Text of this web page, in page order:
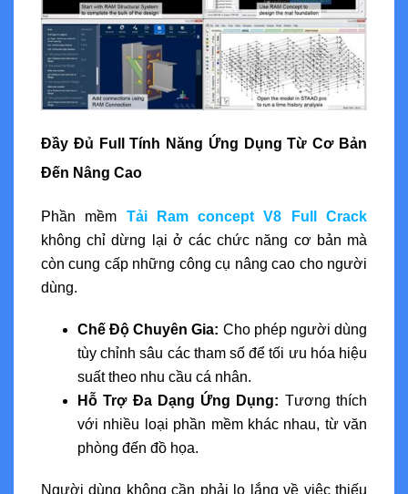
Đầy Đủ Full Tính Năng Ứng Dụng Từ Cơ Bản
Đến Nâng Cao
Phần mềm Tải Ram concept V8 Full Crack
không chỉ dừng lại ở các chức năng cơ bản mà
còn cung cấp những công cụ nâng cao cho người
dùng.
Chế Độ Chuyên Gia: Cho phép người dùng
tùy chỉnh sâu các tham số để tối ưu hóa hiệu
suất theo nhu cầu cá nhân.
Hỗ Trợ Đa Dạng Ứng Dụng: Tương thích
với nhiều loại phần mềm khác nhau, từ văn
phòng đến đồ họa.
Người dùng không cần phải lo lắng về việc thiếu